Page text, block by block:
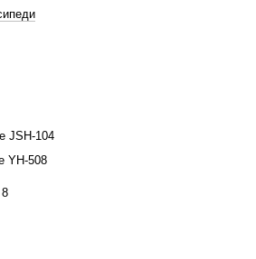
JSH-104
YH-508